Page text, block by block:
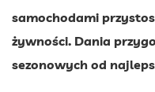
samochodami
żywności. Dania
sezonowych od